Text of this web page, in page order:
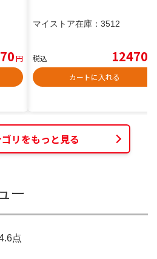
円
マイストア在庫： 3512
税込 12470
カートに入れる
リをもっと見る
ー
点